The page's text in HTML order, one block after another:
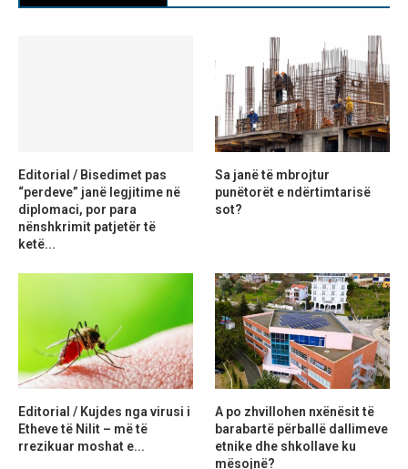
Editorial / Bisedimet pas
“perdeve” janë legjitime në
diplomaci, por para
nënshkrimit patjetër të
ketë...
Sa janë të mbrojtur
punëtorët e ndërtimtarisë
sot?
Editorial / Kujdes nga virusi i
Etheve të Nilit – më të
rrezikuar moshat e...
A po zhvillohen nxënësit të
barabartë përballë dallimeve
etnike dhe shkollave ku
mësojnë?